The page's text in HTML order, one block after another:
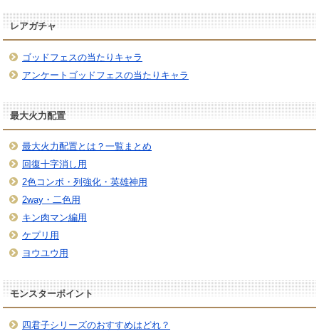
レアガチャ
ゴッドフェスの当たりキャラ
アンケートゴッドフェスの当たりキャラ
最大火力配置
最大火力配置とは？一覧まとめ
回復十字消し用
2色コンボ・列強化・英雄神用
2way・二色用
キン肉マン編用
ケプリ用
ヨウユウ用
モンスターポイント
四君子シリーズのおすすめはどれ？